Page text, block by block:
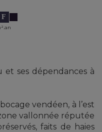
F
et ses dépendances à
vendéen, à l’est
vallonnée réputée
faits de haies